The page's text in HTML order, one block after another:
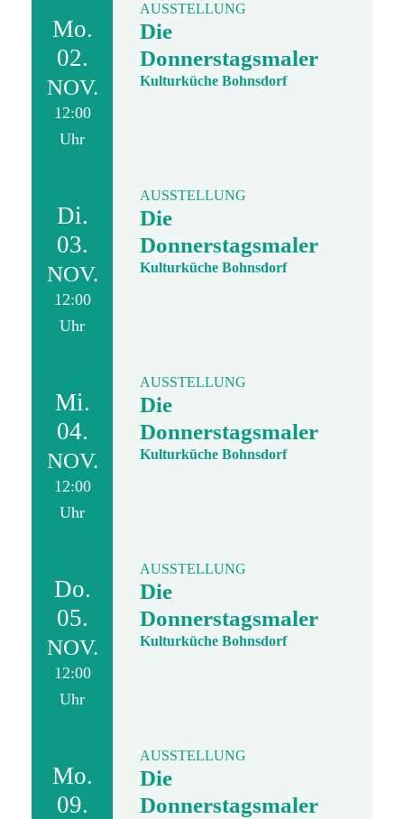
Mo.
02.
NOV.
12:00
Uhr
AUSSTELLUNG
Die
Donnerstagsmaler
Kulturküche Bohnsdorf
Di.
03.
NOV.
12:00
Uhr
AUSSTELLUNG
Die
Donnerstagsmaler
Kulturküche Bohnsdorf
Mi.
04.
NOV.
12:00
Uhr
AUSSTELLUNG
Die
Donnerstagsmaler
Kulturküche Bohnsdorf
Do.
05.
NOV.
12:00
Uhr
AUSSTELLUNG
Die
Donnerstagsmaler
Kulturküche Bohnsdorf
Mo.
09.
AUSSTELLUNG
Die
Donnerstagsmaler